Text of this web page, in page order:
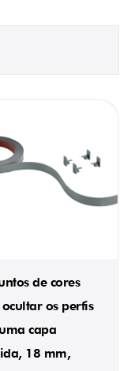
de cores
os perfis
capa
18 mm,